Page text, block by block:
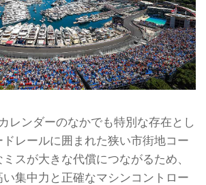
レンダーのなかでも特別な存在とし
レールに囲まれた狭い市街地コー
スが大きな代償につながるため、
い集中力と正確なマシンコントロー